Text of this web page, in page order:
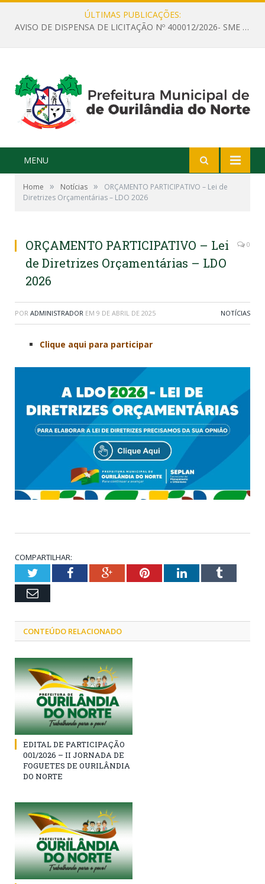
ÚLTIMAS PUBLICAÇÕES:
AVISO DE DISPENSA DE LICITAÇÃO Nº 400012/2026- SME – CONTRATAÇÃO DE EMPRESA ESPECIALIZADA PARA LOCAÇÃO DE ÔNIBUS EXECUTIVO COM CAPACIDADE DE 60 (SESSENTA) POLTRONAS, PARA TRANSPORTAR PROFESSORES RESPONSÁVEIS E ALUNOS PARA BRASÍLIA, COM SAÍDA DIA 10/08/2026 E RETORNO DIA 14/08/2026
MENU
Home » Notícias »
ORÇAMENTO PARTICIPATIVO – Lei de
Diretrizes Orçamentárias – LDO 2026
ORÇAMENTO PARTICIPATIVO – Lei
de Diretrizes Orçamentárias – LDO
2026
0
POR ADMINISTRADOR EM 9 DE ABRIL DE 2025 NOTÍCIAS
Clique aqui para participar
COMPARTILHAR:
TwitterFacebookGoogle+PinterestLinkedInTumblr
Email
CONTEÚDO RELACIONADO
EDITAL DE PARTICIPAÇÃO
001/2026 – II JORNADA DE
FOGUETES DE OURILÂNDIA
DO NORTE